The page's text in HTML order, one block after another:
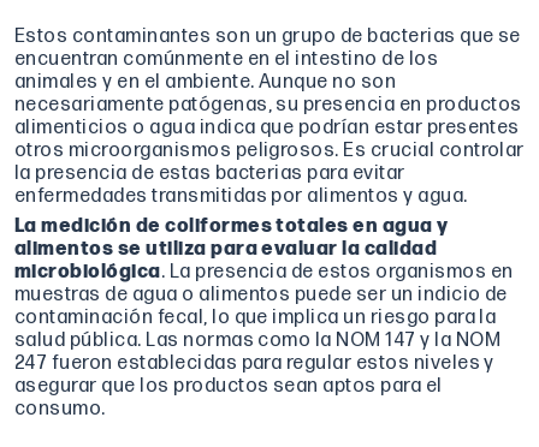
Estos contaminantes son un grupo de bacterias que se
encuentran comúnmente en el intestino de los
animales y en el ambiente. Aunque no son
necesariamente patógenas, su presencia en productos
alimenticios o agua indica que podrían estar presentes
otros microorganismos peligrosos. Es crucial controlar
la presencia de estas bacterias para evitar
enfermedades transmitidas por alimentos y agua.
La medición de coliformes totales en agua y
alimentos se utiliza para evaluar la calidad
microbiológica. La presencia de estos organismos en
muestras de agua o alimentos puede ser un indicio de
contaminación fecal, lo que implica un riesgo para la
salud pública. Las normas como la NOM 147 y la NOM
247 fueron establecidas para regular estos niveles y
asegurar que los productos sean aptos para el
consumo.